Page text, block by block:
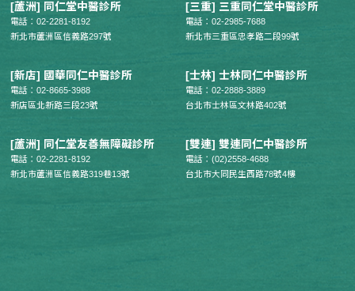
[蘆洲] 同仁堂中醫診所
電話：02-2281-8192
新北市蘆洲區信義路297號
[三重] 三重同仁堂中醫診所
電話：02-2985-7688
新北市三重區忠孝路二段99號
[新店] 國華同仁中醫診所
電話：02-8665-3988
新店區北新路三段23號
[士林] 士林同仁中醫診所
電話：02-2888-3889
台北市士林區文林路402號
[蘆洲] 同仁堂友善無障礙診所
電話：02-2281-8192
新北市蘆洲區信義路319巷13號
[雙連] 雙連同仁中醫診所
電話：(02)2558-4688
台北市大同民生西路78號4樓